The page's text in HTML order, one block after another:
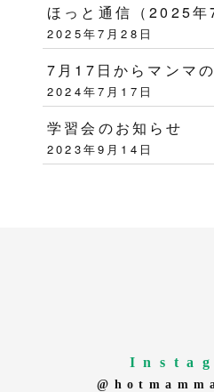
ほっと通信（2025年
2025年7月28日
7月17日からマンマ
2024年7月17日
学習会のお知らせ
2023年9月14日